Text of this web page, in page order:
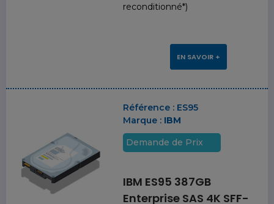
reconditionné*)
EN SAVOIR +
Référence : ES95
Marque : IBM
Demande de Prix
IBM ES95 387GB
Enterprise SAS 4K SFF-